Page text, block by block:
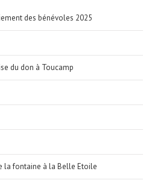
des bénévoles 2025
du don à Toucamp
la fontaine à la Belle Etoile